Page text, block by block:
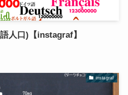
人口)【instagraf】
instagraf